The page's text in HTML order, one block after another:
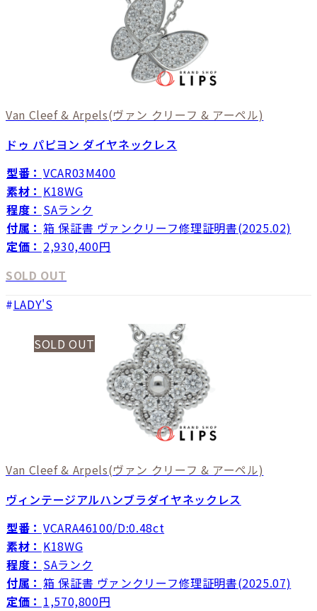
Van Cleef & Arpels(ヴァン クリーフ & アーペル)
ドゥ パピヨン ダイヤネックレス
型番： VCAR03M400
素材： K18WG
程度： SAランク
付属： 箱 保証書 ヴァンクリーフ修理証明書(2025.02)
定価： 2,930,400円
SOLD OUT
LADY'S
SOLD OUT
Van Cleef & Arpels(ヴァン クリーフ & アーペル)
ヴィンテージアルハンブラダイヤネックレス
型番： VCARA46100/D:0.48ct
素材： K18WG
程度： SAランク
付属： 箱 保証書 ヴァンクリーフ修理証明書(2025.07)
定価： 1,570,800円